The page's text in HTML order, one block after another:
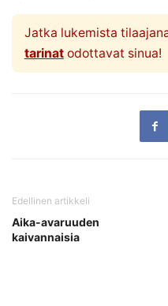
Jatka lukemista
tarinatodottavat sinua!
Edellinen artikkeli
Aika-avaruuden
kaivannaisia